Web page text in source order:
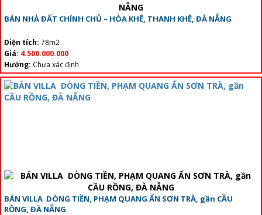
BÁN NHÀ ĐẤT CHÍNH CHỦ – HÒA KHÊ, THANH KHÊ, ĐÀ NẴNG
Diện tích: 78m2
Giá: 4.500.000.000
Hướng: Chưa xác định
BÁN VILLA DÒNG TIỀN, PHẠM QUANG ẨN SƠN TRÀ, gần CẦU
RỒNG, ĐÀ NẴNG